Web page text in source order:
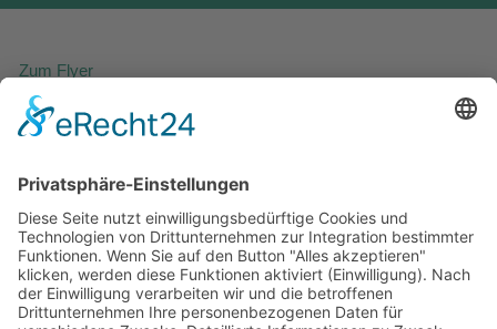
Zum Flyer
VORHERIGER
Differenzierungen für Deutschland zum Bildungsbericht der OECD „Bildung auf einen Blick 2017“
NÄCHSTER
SCHULEWIRTSCHAFT auf einen Blick